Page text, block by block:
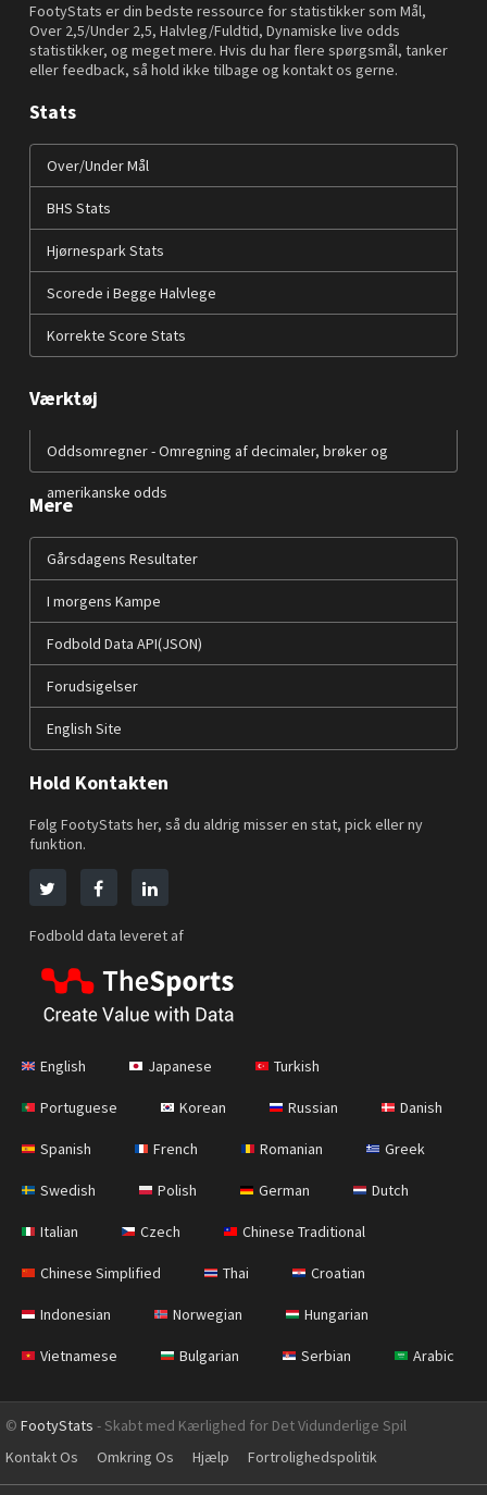
FootyStats er din bedste ressource for statistikker som Mål,
Over 2,5/Under 2,5, Halvleg/Fuldtid, Dynamiske live odds
statistikker, og meget mere. Hvis du har flere spørgsmål, tanker
eller feedback, så hold ikke tilbage og kontakt os gerne.
Stats
Over/Under Mål
BHS Stats
Hjørnespark Stats
Scorede i Begge Halvlege
Korrekte Score Stats
Værktøj
Oddsomregner - Omregning af decimaler, brøker og
amerikanske odds
Mere
Gårsdagens Resultater
I morgens Kampe
Fodbold Data API(JSON)
Forudsigelser
English Site
Hold Kontakten
Følg FootyStats her, så du aldrig misser en stat, pick eller ny
funktion.
Fodbold data leveret af
English Japanese Turkish
Portuguese Korean Russian Danish
Spanish French Romanian Greek
Swedish Polish German Dutch
Italian Czech Chinese Traditional
Chinese Simplified Thai Croatian
Indonesian Norwegian Hungarian
Vietnamese Bulgarian Serbian Arabic
© FootyStats - Skabt med Kærlighed for Det Vidunderlige Spil
Kontakt Os
Omkring Os Hjælp Fortrolighedspolitik